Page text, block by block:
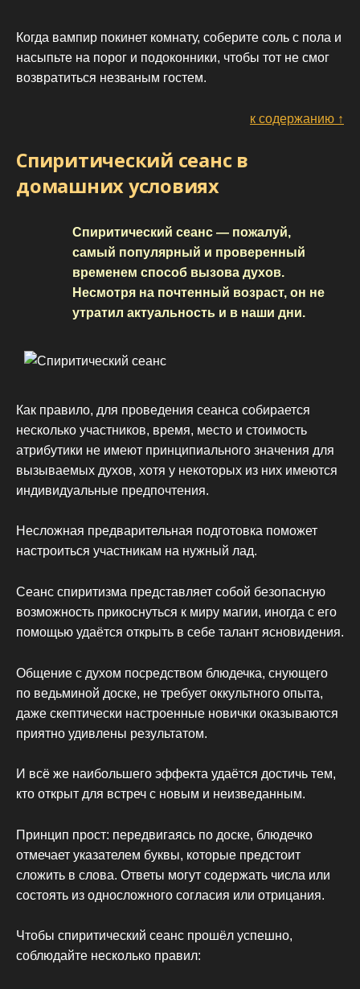
Когда вампир покинет комнату, соберите соль с пола и
насыпьте на порог и подоконники, чтобы тот не смог
возвратиться незваным гостем.
к содержанию ↑
Спиритический сеанс в
домашних условиях
Спиритический сеанс — пожалуй,
самый популярный и проверенный
временем способ вызова духов.
Несмотря на почтенный возраст, он не
утратил актуальность и в наши дни.
Как правило, для проведения сеанса собирается
несколько участников, время, место и стоимость
атрибутики не имеют принципиального значения для
вызываемых духов, хотя у некоторых из них имеются
индивидуальные предпочтения.
Несложная предварительная подготовка поможет
настроиться участникам на нужный лад.
Сеанс спиритизма представляет собой безопасную
возможность прикоснуться к миру магии, иногда с его
помощью удаётся открыть в себе талант ясновидения.
Общение с духом посредством блюдечка, снующего
по ведьминой доске, не требует оккультного опыта,
даже скептически настроенные новички оказываются
приятно удивлены результатом.
И всё же наибольшего эффекта удаётся достичь тем,
кто открыт для встреч с новым и неизведанным.
Принцип прост: передвигаясь по доске, блюдечко
отмечает указателем буквы, которые предстоит
сложить в слова. Ответы могут содержать числа или
состоять из односложного согласия или отрицания.
Чтобы спиритический сеанс прошёл успешно,
соблюдайте несколько правил: